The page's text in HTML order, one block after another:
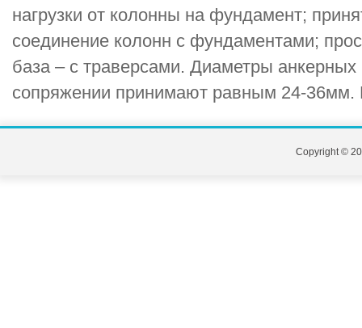
нагрузки от колонны на фундамент;
соединение колонн с фундаментами;
база – с траверсами. Диаметры
сопряжении принимают равным 24-36мм.
Copyright ©